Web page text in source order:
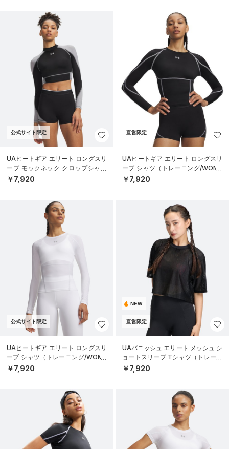
公式サイト限定
UAヒートギア エリート ロングスリ
ーブ モックネック クロップシャツ
（トレーニング/WOMEN）
￥7,920
直営限定
UAヒートギア エリート ロングスリ
ーブ シャツ（トレーニング/WOME
N）
￥7,920
公式サイト限定
UAヒートギア エリート ロングスリ
ーブ シャツ（トレーニング/WOME
N）
￥7,920
NEW
直営限定
UAバニッシュ エリート メッシュ シ
ョートスリーブ Tシャツ（トレーニ
ング/WOMEN）
￥7,920